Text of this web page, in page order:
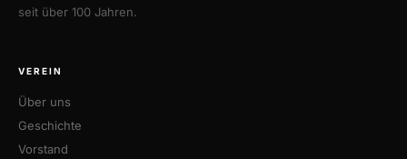
seit über 100 Jahren.
VEREIN
Über uns
Geschichte
Vorstand